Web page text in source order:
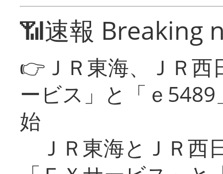
📶速報 Breaking
👉ＪＲ東海、ＪＲ
ービス」と「ｅ
始
ＪＲ東海とＪＲ西